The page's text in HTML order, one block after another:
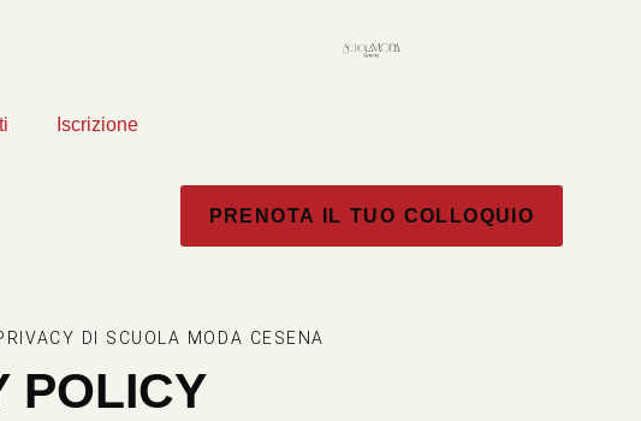
Iscrizione
PRENOTA IL TUO COLLOQUIO
DI SCUOLA MODA CESENA
POLICY